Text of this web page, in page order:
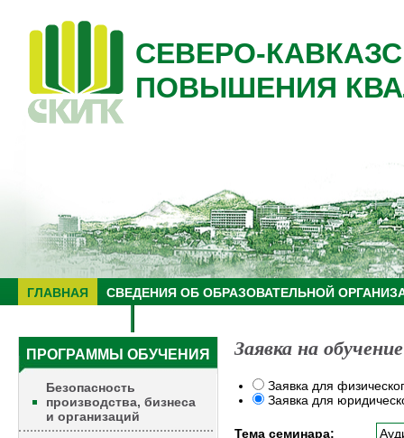
СЕВЕРО-
ПОВЫШЕНИЯ
ГЛАВНАЯ
СВЕДЕНИЯ ОБ ОБРАЗОВАТЕЛЬНОЙ
ПРОГРАММЫ ОБУЧЕНИЯ
Безопасность
производства, бизнеса
и организаций
Заявка на обучение
Заявка для
Заявка для
Тема семинара: